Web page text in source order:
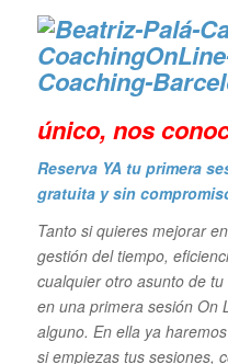
único, nos
Reserva YA tu primera
gratuita y sin
Tanto si quieres mejorar
gestión del tiempo,
cualquier otro asunto de
en una primera sesión On
alguno. En ella ya
si empiezas tus sesiones,